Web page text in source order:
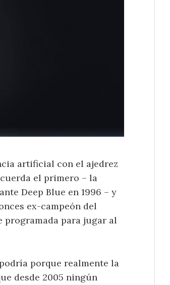
artificial con el ajedrez
el primero – la
Deep Blue en 1996 – y
ex-campeón del
programada para jugar al
porque realmente la
desde 2005 ningún